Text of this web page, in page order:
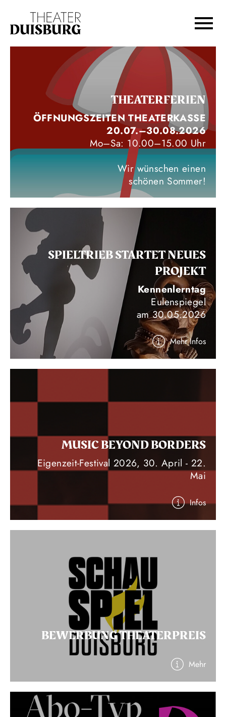
Zur Hauptnavigation springen
Zum Footer springen
THEATERFERIEN
ÖFFNUNGSZEITEN THEATERKASSE
20.07.–30.08.2026
Mo–Sa: 10.00–15.00 Uhr
Wir wünschen einen
schönen Sommer!
SPIELTRIEB STARTET NEUES
PROJEKT
Kennenlerntag
Eulenspiegel
am 30.05.2026
Mehr Infos
MUSIC BEYOND BORDERS
Eigenzeit-Festival 2026, 30. April - 22.
Mai
Infos
BEWERBUNG THEATERPREIS
Mehr